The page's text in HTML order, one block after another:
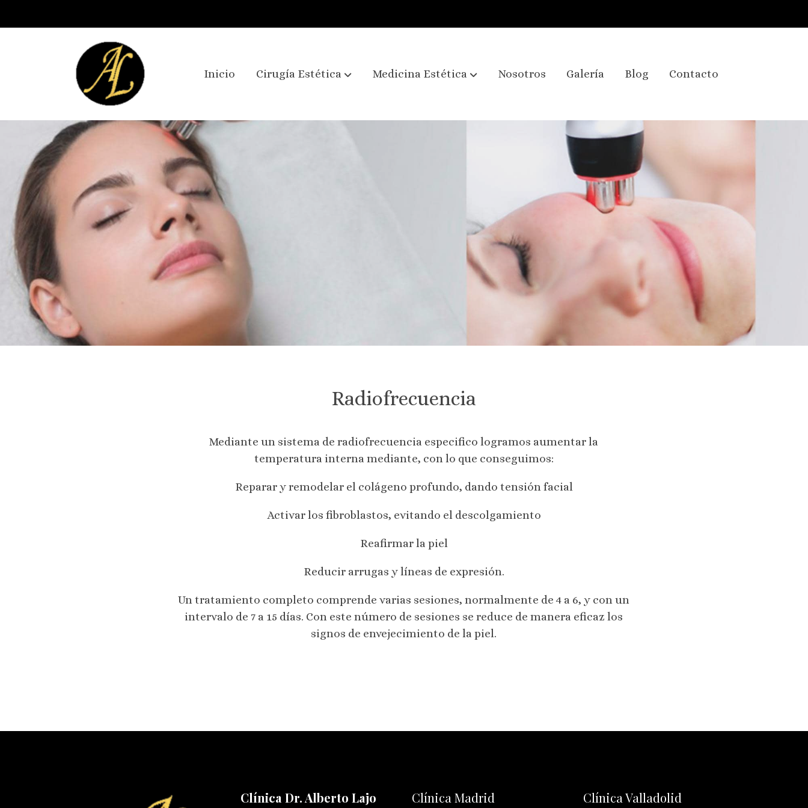
Inicio Cirugía Estética Medicina Estética Nosotros Galería Blog Contacto
Radiofrecuencia
Mediante un sistema de radiofrecuencia especifico logramos aumentar la
temperatura interna mediante, con lo que conseguimos:
Reparar y remodelar el colágeno profundo, dando tensión facial
Activar los fibroblastos, evitando el descolgamiento
Reafirmar la piel
Reducir arrugas y líneas de expresión.
Un tratamiento completo comprende varias sesiones, normalmente de 4 a 6, y con un
intervalo de 7 a 15 días. Con este número de sesiones se reduce de manera eficaz los
signos de envejecimiento de la piel.
Clínica Dr. Alberto Lajo Clínica Madrid Clínica Valladolid